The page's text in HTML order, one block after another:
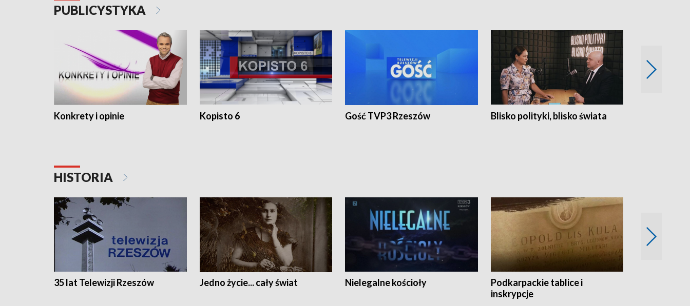
PUBLICYSTYKA
Konkrety i opinie Kopisto 6 Gość TVP3 Rzeszów Blisko polityki, blisko świata
HISTORIA
35 lat Telewizji Rzeszów Jedno życie... cały świat Nielegalne kościoły
Podkarpackie tablice i
inskrypcje